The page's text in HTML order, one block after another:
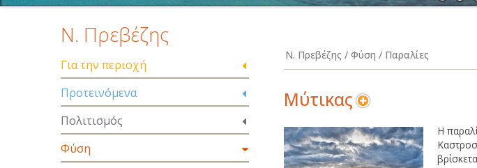
Ν. Πρεβέζης
Για την περιοχή
Προτεινόμενα
Πολιτισμός
Φύση
Ν. Πρεβέζης / Φύση / Παραλίες
Μύτικας
Η